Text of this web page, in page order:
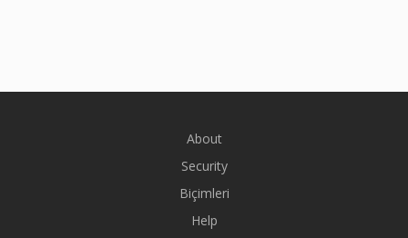
About
Security
Biçimleri
Help